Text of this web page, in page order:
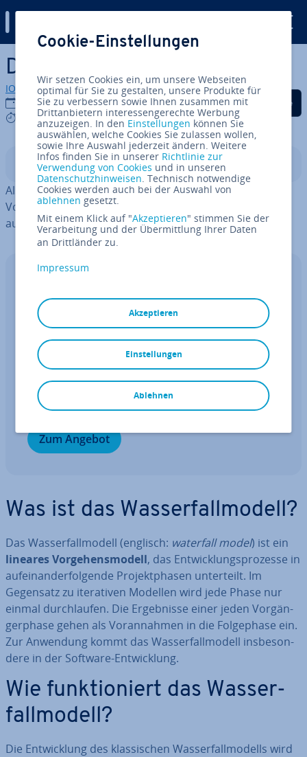
Zum Haupt­in­halt springen
Das Was­ser­fall­mo­dell
IONOS Redaktion
10.03.2020
8 mins
Auf Facebook teilen
Auf Twitter teilen
Auf LinkedIn
In­halts­ver­zeich­nis
Als Was­ser­fall­mo­dell be­zeich­net man ein se­quen­zi­el­les
Vor­ge­hens­mo­dell, mit dem sich Ent­wick­lun­gen anhand
auf­ein­an­der­fol­gen­der Phasen abbilden lassen.
Ihr sou­ve­rä­ner KI Assistent für mehr
Pro­duk­ti­vi­tät.
Fragen, gestalten, re­cher­chie­ren – sicher mit
IONOS GPT. Die souveräne und günstige Al­ter­na­
ti­ve zu ChatGPT & Co.
Zum Angebot
Was ist das Was­ser­fall­mo­dell?
Das Was­ser­fall­mo­dell (englisch: waterfall model) ist ein
lineares Vor­ge­hens­mo­dell, das Ent­wick­lungs­pro­zes­se in
auf­ein­an­der­fol­gen­de Pro­jekt­pha­sen un­ter­teilt. Im
Gegensatz zu ite­ra­ti­ven Modellen wird jede Phase nur
einmal durch­lau­fen. Die Er­geb­nis­se einer jeden Vor­gän­
ger­pha­se gehen als Vor­an­nah­men in die Fol­ge­pha­se ein.
Zur Anwendung kommt das Was­ser­fall­mo­dell ins­be­son­
de­re in der Software-Ent­wick­lung.
Wie funk­tio­niert das Was­ser­
fall­mo­dell?
Die Ent­wick­lung des klas­si­schen Was­ser­fall­mo­dells wird
Cookie-Einstellungen
Wir setzen Cookies ein, um unsere Webseiten
optimal für Sie zu gestalten, unsere Produkte für
Sie zu verbessern sowie Ihnen zusammen mit
Drittanbietern interessengerechte Werbung
anzuzeigen. In den Einstellungen können Sie
auswählen, welche Cookies Sie zulassen wollen,
sowie Ihre Auswahl jederzeit ändern. Weitere
Infos finden Sie in unserer Richtlinie zur
Verwendung von Cookies und in unseren
Datenschutzhinweisen. Technisch notwendige
Cookies werden auch bei der Auswahl von
ablehnen gesetzt.
Mit einem Klick auf "Akzeptieren" stimmen Sie der
Verarbeitung und der Übermittlung Ihrer Daten
an Drittländer zu.
Impressum
Akzeptieren
Ablehnen
Einstellungen